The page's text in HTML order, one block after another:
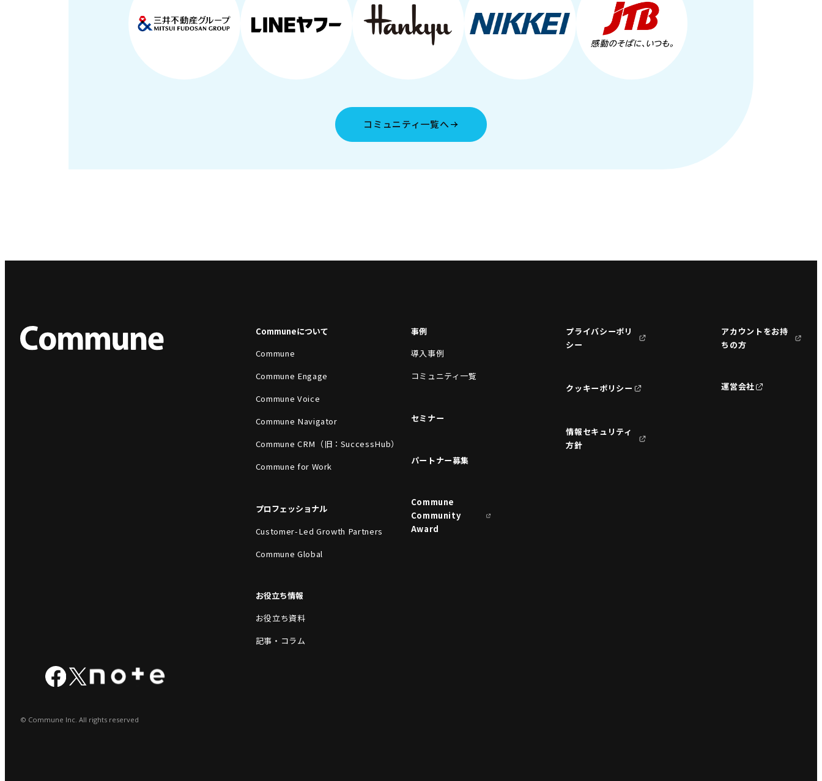
コミュニティ一覧へ
Communeについて
Commune
Commune Engage
Commune Voice
Commune Navigator
Commune CRM（旧：SuccessHub）
Commune for Work
プロフェッショナル
Customer-Led Growth Partners
Commune Global
お役立ち情報
お役立ち資料
記事・コラム
事例
導入事例
コミュニティ一覧
セミナー
パートナー募集
Commune
Community
Award
プライバシーポリ
シー
クッキーポリシー
情報セキュリティ
方針
アカウントをお持
ちの方
運営会社
© Commune Inc. All rights reserved